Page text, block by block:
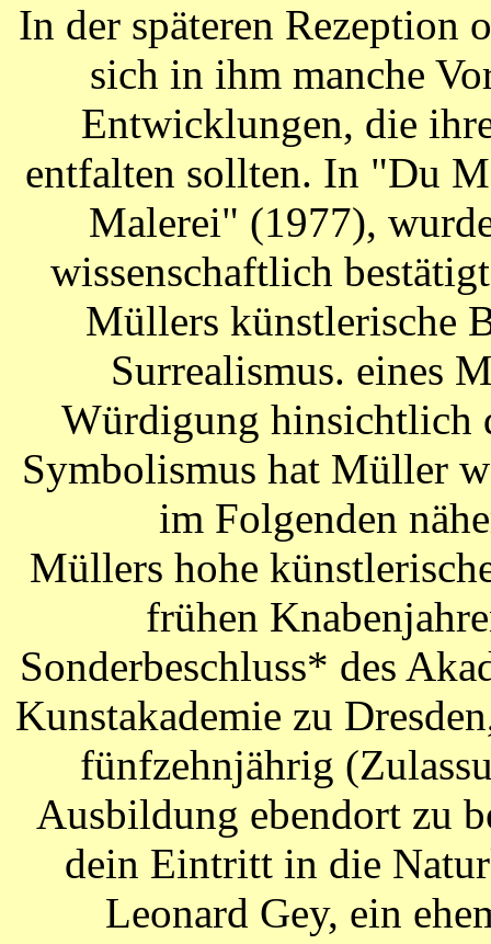
In der späteren Rezeption
sich in ihm manche
Entwicklungen, die
entfalten sollten. In "Du
Malerei" (1977),
wissenschaftlich
Müllers künstlerische
Surrealismus. eines
Würdigung hinsichtlich
Symbolismus hat Müller
im Folgenden
Müllers hohe künstlerische Begabung zeigte sich bereits in frühen Knabenjahren. Resultat davon war ein Sonderbeschluss* des Akademischen Rates der Königlichen Kunstakademie zu Dresden, der es Müller ermöglichte, noch fünfzehnjährig (Zulassung erst ab 16 Jahre) mit einer Ausbildung ebendort zu beginnen. Dies geschah 1890 mit dein Eintritt in die Naturklasse, deren Lehrer Professor Leonard Gey, ein ehemaliger Schüler Schnorr von Carolsfelds, war. Geys Werk ist heute nahezu vergessen. Doch für Müller, dessen Kommilitonen Sascha Schneider und Oskar Zwintscher darf ein wesentlicher Einfluss auf deren Entwicklung angenommen werden. Später übernahm der bedeutende Realist Leon Pohle die weitere Ausbildung der jungen Studierenden. Für Müllers Entwicklung von geradezu herausragender Bedeutung waren jedoch noch zwei andere Künstler. Zum einen war dies Ernst Moritz Geyger, der 1893 für fünf Monate ein Meisteratelier für Kupferstich an der Dresdner Akademie inne hatte, zum anderen war es der wohl bedeutendste sächsische Künstler seiner Zeit - Max Klinger. Von Geyger lernte Müller sicherlich Einzelheiten der grafischen Techniken. Bedeutsamer war jedoch die Auseinandersetzung mit dessen Thematiken, die vielfach sicherlich wiederum ebenfalls von Klinger inspiriert waren. Bei Geyger entwickelte sich ab 1887 eine zunehmende Vorliebe für satirische Sujets, die in der Art von Tierfabeln entwickelt wurden. Elefanten, Affen und vor allem Marabus wurden zu exponierten Trägern menschlicher Eigenschaften und Unzulänglichkeiten. Angeregt war diese Entwicklung sicher von Klingers grafischen Arbeiten und von dem 1882 geschaffenen Gemälde Die Gesandtschaft, auf dem zwei hässliche Marabus durch einen Flamingo einer sich sonnenden nackten Schönen ein sicherlich "unmoralisches". Angebot unterbreiten lassen. Müller hat sich diesem Komplex in der Folgezeit immer wieder angenommen und vielfach variiert. Wahrscheinlich 1895 lernte Müller Max Klinger persönlich kennen. Dieser war begeistert von dem jungen Künstler und ermunterte ihn, sich fortan der Graphik zuzuwenden. Nicht zuletzt dürfte für diese Hinwendung aber auch die Auslobung eines Reisestipendiums für Radierer und Kupferstecher durch die Akademie bedeutsam gewesen sein. Das Jahr 1896 war durch das Experiment mit verschiedenen graphischen Techniken gekennzeichnet. Vorerst entstanden Lithographien mit Tiermotiven. Doch zur gleichen Zeit eroberte sich der Künstler,das schwierige Metier der Radierung. Schon die ersten Ergebnisse wiesen eine erstaunliche Perfektion aus. Der Gewinn des ersehnten Rompreises gelang bereits 1897 Mit der großformatigen Radierung "Eva und Adam" (WVZ 26). Auf schlankem Hochformat interpretierte Müller geschickt und eigenwillig die Geschichte des Sündenfalls. Als Modelle agierten zwei junge Menschen aus seiner nächsten Umgebung, in nichts geschönt und dadurch von einnehmender Modernität. Den hinter ihnen liegenden Paradiesgarten bevölkern Flamingos und anderes Getier. Im Geäst des Baumes der Erkenntnis hängt die versuchende Schlange. Sie hat den verhängnisvollen Apfel der kindlichen Eva in die Rechte gelegt. Diese hat die verbotene Frucht bereits genossen und verdeckt nun schamhaft mit der linken Hand ihre Blöße. Ähnlich wie bei Klinger legte auch Müller einen zur Bildaussage relevanten Rahmen um die Szenerie: Oben strahlt das allsehende Auge Gottes, am linken Rand sprießt eine weiße Lilie als Zeichen der Reinheit, die sich infolge des Sündenfalls am rechten Bildrand in eine stachlige Distel verwandelt hat. Thema und Behandlung weisen deutliche symbolistische Bezüge auf. Gleiches gilt für die ebenfalls 1897 geschaffene Radierung "Bogenschütze" (WVZ 22). Auch dies ein Thema, welches die gesamte symbolistische Kunst durchzieht. Zur gleichen Zeit arbeitete Müller aber auch anders geartete Radierungen wie "Telegrafenmasten" (WVZ 28) oder "Glasdach einer Fabrik" (WVZ 30), die als eine Vorwegnahme des magischen Realismus interpretiert werden können. Eindeutig wieder von Klinger inspiriert ist die 1898 geschaffene Radierung "Skelett im Grase" (WVZ 42), welche vielleicht auf Klingers "Auf den Schienen" aus "Vom Tode I" zurückzuführen ist. Ermüdet ruht der Tod von seiner harten Arbeit. Die Sense liegt neben ihm im Schatten der Bäume. In der Ferne am Horizont findet sich die Silhouette einer Stadt, wo reichlich Opfer zu finden sind. Auch